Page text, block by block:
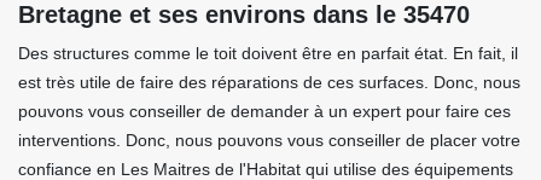
Bretagne et ses environs dans le 35470
Des structures comme le toit doivent être en parfait état. En fait, il
est très utile de faire des réparations de ces surfaces. Donc, nous
pouvons vous conseiller de demander à un expert pour faire ces
interventions. Donc, nous pouvons vous conseiller de placer votre
confiance en Les Maitres de l'Habitat qui utilise des équipements